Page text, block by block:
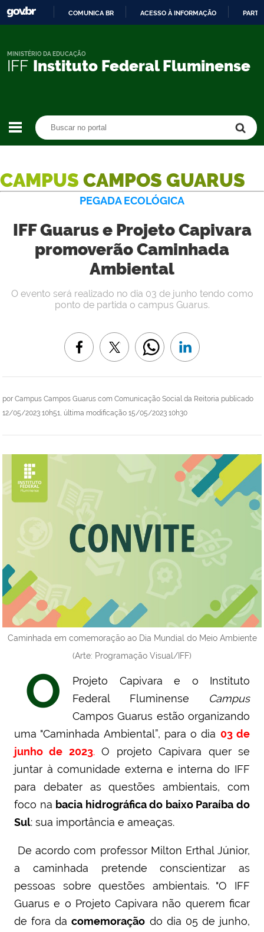
CONTEÚDO
COMUNICA BR ACESSO À INFORMAÇÃO
IFF Instituto Federal Fluminense
MINISTÉRIO DA EDUCAÇÃO
CAMPUS CAMPOS GUARUS
PEGADA ECOLÓGICA
IFF Guarus e Projeto Capivara
promoverão Caminhada
Ambiental
por Campus Campos Guarus com Comunicação Social da Reitoria publicado
12/05/2023 10h51, última modificação 15/05/2023 10h30
O evento será realizado no dia 03 de junho tendo como
ponto de partida o campus Guarus.
Caminhada em comemoração ao Dia Mundial do Meio Ambiente
(Arte: Programação Visual/IFF)
O
Projeto Capivara e o Instituto
Federal Fluminense Campus
Campos Guarus estão organizando
uma "Caminhada Ambiental”, para o dia 03 de
junho de 2023.O projeto Capivara quer se
juntar à comunidade externa e interna do IFF
para debater as questões ambientais, com
foco na bacia hidrográfica do baixo Paraíba do
Sul: sua importância e ameaças.
De acordo com professor Milton Erthal Júnior,
a caminhada pretende conscientizar as
pessoas sobre questões ambientais. "O IFF
Guarus e o Projeto Capivara não querem ficar
de fora dacomemoração do dia 05 de junho,